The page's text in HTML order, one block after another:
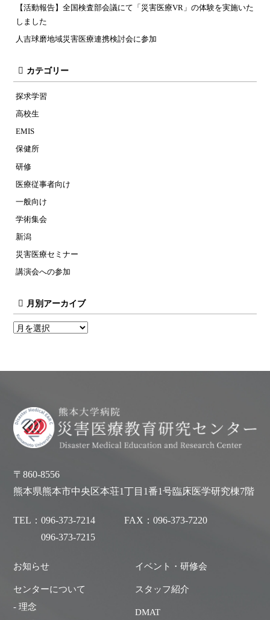
【活動報告】全国検査部会議にて「災害医療VR」の体験を実施いた
しました
人吉球磨地域災害医療連携検討会に参加
カテゴリー
探求学習
高校生
EMIS
保健所
研修
医療従事者向け
一般向け
学術集会
新潟
災害医療セミナー
講演会への参加
月別アーカイブ
〒860-8556
熊本県熊本市中央区本荘1丁目1番1号臨床医学研究棟7階
TEL：096-373-7214
096-373-7215
FAX：096-373-7220
お知らせ
センターについて
- 理念
イベント・研修会
スタッフ紹介
DMAT